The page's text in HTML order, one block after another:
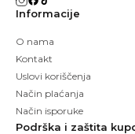
Informacije
O nama
Kontakt
Uslovi koriščenja
Način plaćanja
Način isporuke
Podrška i zaštita